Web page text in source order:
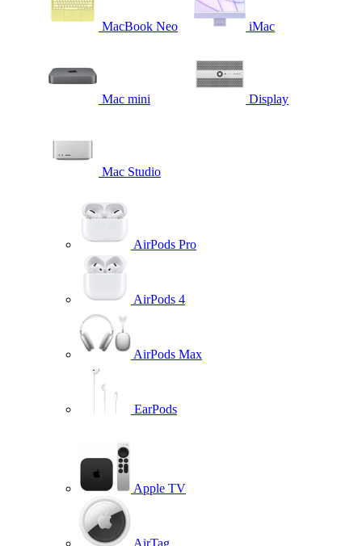
MacBook Neo iMac
Mac mini Display
Mac Studio
AirPods Pro
AirPods 4
AirPods Max
EarPods
Apple TV